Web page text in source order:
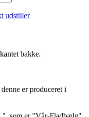
udstiller
bakke.
er produceret i